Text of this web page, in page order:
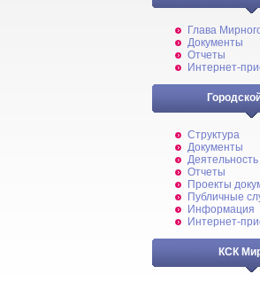
Глава
Документы
Отчеты
Интернет-
Структура
Документы
Деятельность
Отчеты
Проекты
Публичные
Информация
Интернет-
КСК